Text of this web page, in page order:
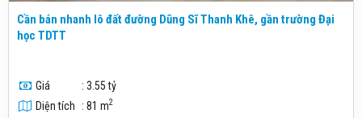
Cần bán nhanh lô đất đường Dũng Sĩ Thanh Khê, gần trường Đại
học TDTT
Giá
: 3.55 tỷ
Diện tích
: 81 m2